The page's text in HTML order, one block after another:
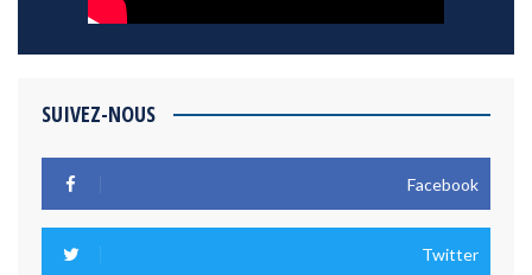
SUIVEZ-NOUS
Facebook
Twitter